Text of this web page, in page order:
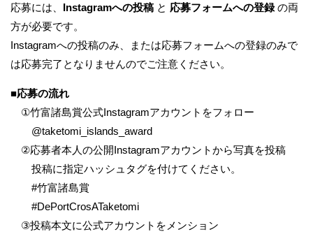
応募には、 Instagramへの投稿 と 応募フォームへの登録の両
方が必要です。
Instagramへの投稿のみ、または応募フォームへの登録のみで
は応募完了となりませんのでご注意ください。
■応募の流れ
①竹富諸島賞公式Instagramアカウントをフォロー
@taketomi_islands_award
②応募者本人の公開Instagramアカウントから写真を投稿
投稿に指定ハッシュタグを付けてください。
#竹富諸島賞
#DePortCrosATaketomi
③投稿本文に公式アカウントをメンション